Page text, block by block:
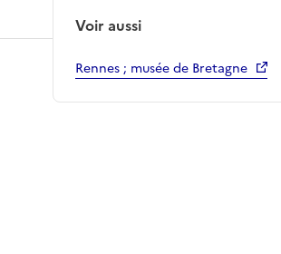
Voir aussi
Rennes ; musée de Bretagne